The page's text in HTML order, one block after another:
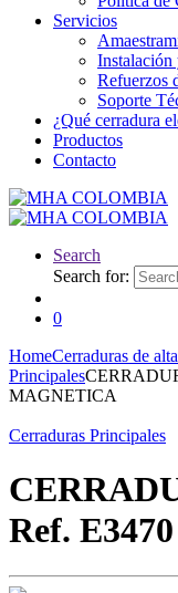
Servicios
Refuerzos
Soporte
¿Qué cerradura
Productos
Contacto
Search
Search for:
0
HomeCerraduras de
Principales
MAGNETICA
Cerraduras Principales
Ref.